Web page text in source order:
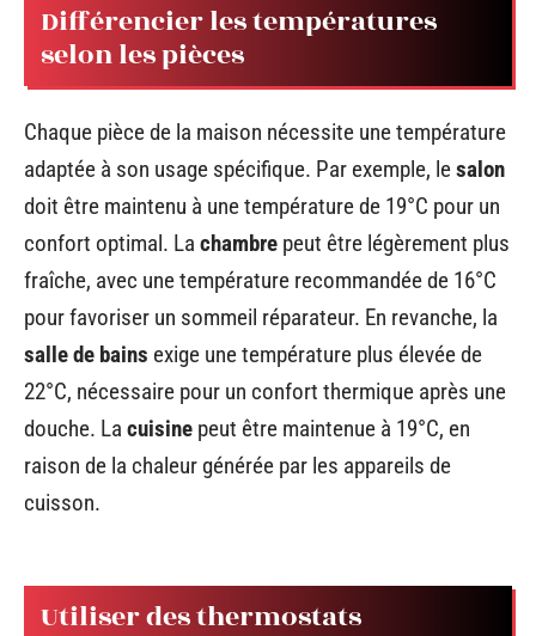
Différencier les températures
selon les pièces
Chaque pièce de la maison nécessite une température
adaptée à son usage spécifique. Par exemple, lesalon
doit être maintenu à une température de 19°C pour un
confort optimal. La chambre peut être légèrement plus
fraîche, avec une température recommandée de 16°C
pour favoriser un sommeil réparateur. En revanche, la
salle de bains exige une température plus élevée de
22°C, nécessaire pour un confort thermique après une
douche. La cuisine peut être maintenue à 19°C, en
raison de la chaleur générée par les appareils de
cuisson.
Utiliser des thermostats